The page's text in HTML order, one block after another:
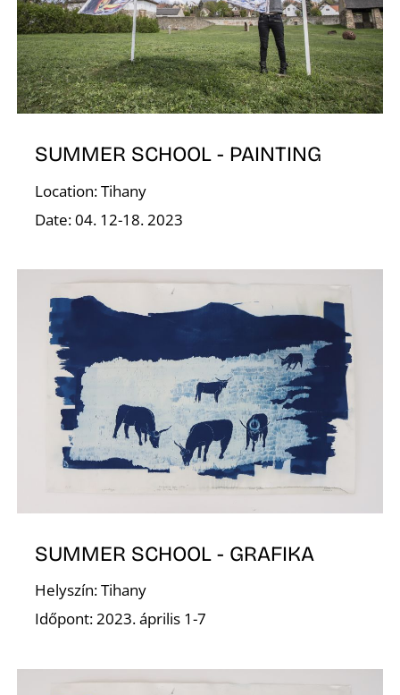
SUMMER SCHOOL - PAINTING
Location: Tihany
Date: 04. 12-18. 2023
SUMMER SCHOOL - GRAFIKA
Helyszín: Tihany
Időpont: 2023. április 1-7